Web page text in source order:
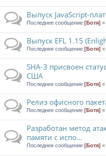
Выпуск JavaScript-
Последнее сообщение [Ботя] «
Выпуск EFL 1.15
Последнее сообщение [Ботя] «
SHA-3 присвоен
США
Последнее сообщение [Ботя] «
Релиз офисного
Последнее сообщение [Ботя] «
Разработан метод
памяти с испо...
Последнее сообщение [Ботя] «